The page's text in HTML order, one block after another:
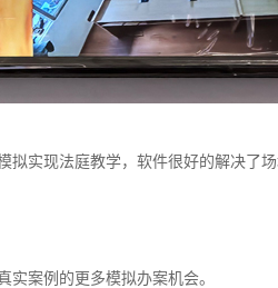
实现法庭教学，软件很好的解决了
案例的更多模拟办案机会。